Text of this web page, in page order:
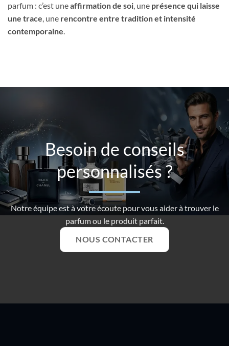
parfum : c’est uneaffirmation de soi, une présence qui laisse
une trace, une rencontre entre tradition et intensité
contemporaine.
Besoin de conseils
personnalisés ?
Notre équipe est à votre écoute pour vous aider à trouver le
parfum ou le produit parfait.
NOUS CONTACTER